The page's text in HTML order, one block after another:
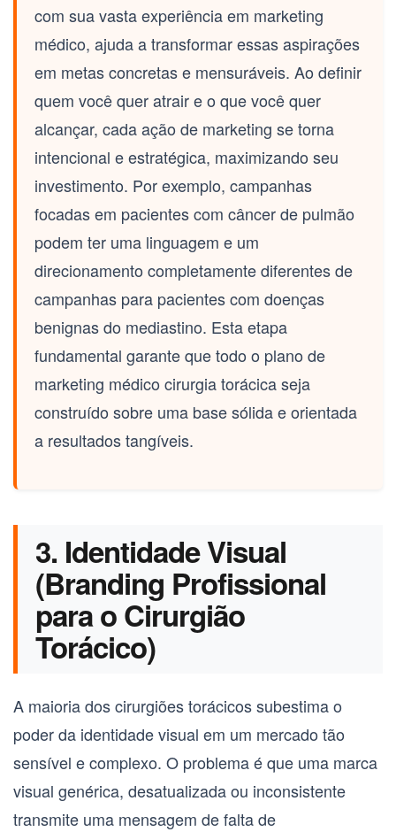
com sua vasta experiência em marketing
médico, ajuda a transformar essas aspirações
em metas concretas e mensuráveis. Ao definir
quem você quer atrair e o que você quer
alcançar, cada ação de marketing se torna
intencional e estratégica, maximizando seu
investimento. Por exemplo, campanhas
focadas em pacientes com câncer de pulmão
podem ter uma linguagem e um
direcionamento completamente diferentes de
campanhas para pacientes com doenças
benignas do mediastino. Esta etapa
fundamental garante que todo o plano de
marketing médico cirurgia torácicaseja
construído sobre uma base sólida e orientada
a resultados tangíveis.
3. Identidade Visual
(Branding Profissional
para o Cirurgião
Torácico)
A maioria dos cirurgiões torácicos subestima o
poder da identidade visual em um mercado tão
sensível e complexo. O problema é que uma marca
visual genérica, desatualizada ou inconsistente
transmite uma mensagem de falta de